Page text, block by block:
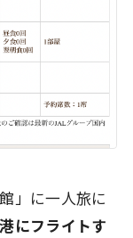
」に一人旅に
にフライトす